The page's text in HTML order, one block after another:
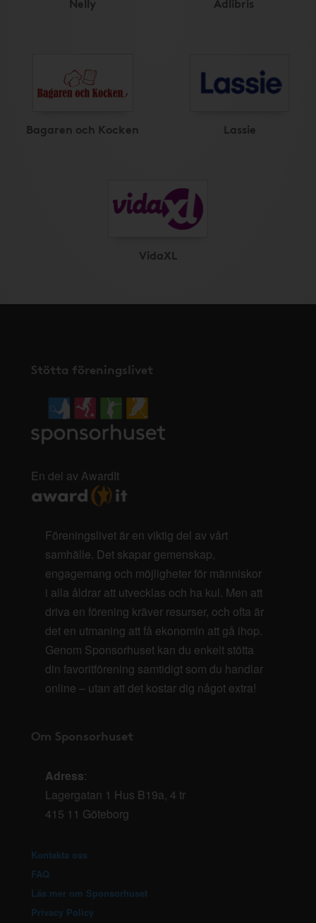
Bagaren och Kocken Lassie
VidaXL
Stötta föreningslivet
En del av AwardIt
Föreningslivet är en viktig del av vårt
samhälle. Det skapar gemenskap,
engagemang och möjligheter för människor
i alla åldrar att utvecklas och ha kul. Men att
driva en förening kräver resurser, och ofta är
det en utmaning att få ekonomin att gå ihop.
Genom Sponsorhuset kan du enkelt stötta
din favoritförening samtidigt som du handlar
online – utan att det kostar dig något extra!
Om Sponsorhuset
Adress:
Lagergatan 1 Hus B19a, 4 tr
415 11 Göteborg
Kontakta oss
FAQ
Läs mer om Sponsorhuset
Privacy Policy